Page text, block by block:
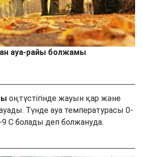
ауа-райы болжамы
оңтүстігінде жауын қар және
Түнде ауа температурасы 0-
9 С болады деп болжануда.